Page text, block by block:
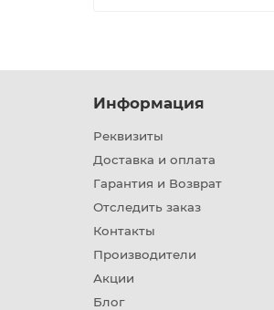
Информация
Реквизиты
Доставка и оплата
Гарантия и Возврат
Отследить заказ
Контакты
Производители
Акции
Блог